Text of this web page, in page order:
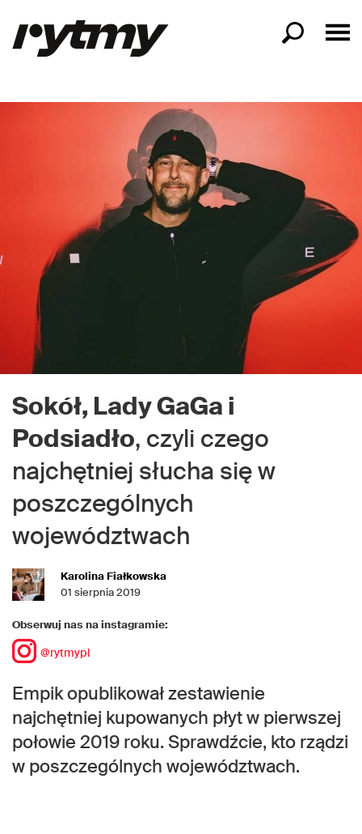
Sokół, Lady GaGa i
Podsiadło, czyli czego
najchętniej słucha się w
poszczególnych
województwach
Karolina Fiałkowska
01 sierpnia 2019
Obserwuj nas na instagramie:
@rytmypl
Empik opublikował zestawienie
najchętniej kupowanych płyt w pierwszej
połowie 2019 roku. Sprawdźcie, kto rządzi
w poszczególnych województwach.